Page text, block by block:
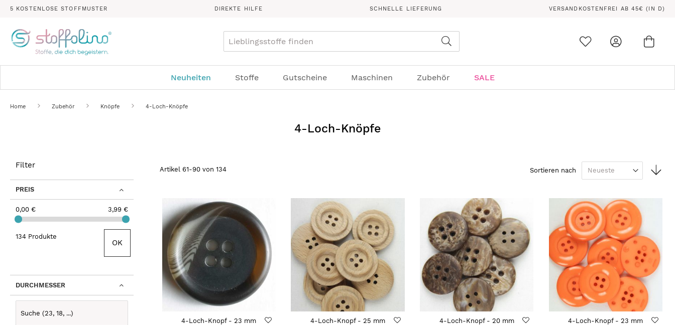
5 KOSTENLOSE STOFFMUSTER DIREKTE HILFE SCHNELLE LIEFERUNG VERSANDKOSTENFREI AB 45€ (IN D)
Neuheiten Stoffe Gutscheine Maschinen Zubehör SALE
Home Zubehör Knöpfe 4-Loch-Knöpfe
4-Loch-Knöpfe
Artikel 61-90von 134 Sortieren nach
4-Loch-Knopf - 23 mm
4-Loch-Knopf - 25 mm
4-Loch-Knopf - 20 mm
4-Loch-Knopf - 23 mm
Filter
PREIS
0,00 € 3,99 €
134 Produkte
OK
DURCHMESSER